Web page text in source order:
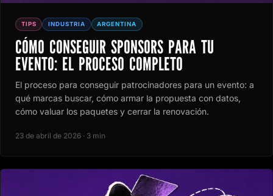
TIPS INDUSTRIA ARGENTINA
CÓMO CONSEGUIR SPONSORS PARA TU
EVENTO: EL PROCESO COMPLETO
El proceso para conseguir patrocinadores para un evento: a
qué marcas buscar, cómo armar la propuesta con datos,
cómo valuar los paquetes y cerrar la renovación.
23 de abril de 2026 · 3 min